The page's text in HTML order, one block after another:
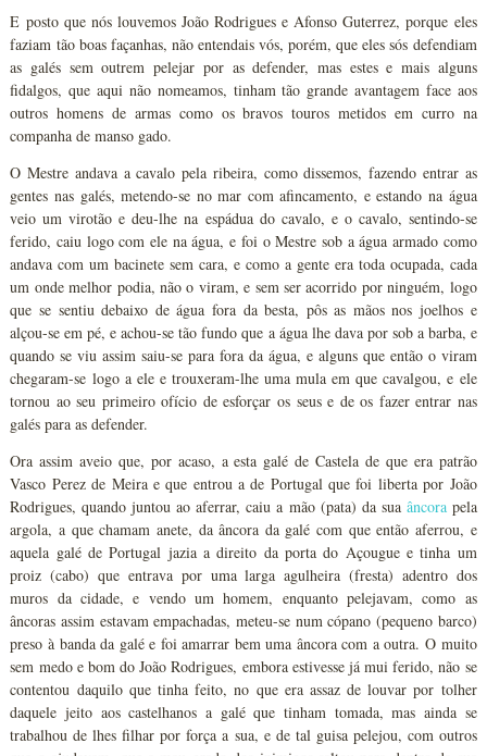
E posto que nós louvemos João Rodrigues e Afonso Guterrez, porque eles
faziam tão boas façanhas, não entendais vós, porém, que eles sós defendiam
as galés sem outrem pelejar por as defender, mas estes e mais alguns
fidalgos, que aqui não nomeamos, tinham tão grande avantagem face aos
outros homens de armas como os bravos touros metidos em curro na
companha de manso gado.
O Mestre andava a cavalo pela ribeira, como dissemos, fazendo entrar as
gentes nas galés, metendo-se no mar com afincamento, e estando na água
veio um virotão e deu-lhe na espádua do cavalo, e o cavalo, sentindo-se
ferido, caiu logo com ele na água, e foi o Mestre sob a água armado como
andava com um bacinete sem cara, e como a gente era toda ocupada, cada
um onde melhor podia, não o viram, e sem ser acorrido por ninguém, logo
que se sentiu debaixo de água fora da besta, pôs as mãos nos joelhos e
alçou-se em pé, e achou-se tão fundo que a água lhe dava por sob a barba, e
quando se viu assim saiu-se para fora da água, e alguns que então o viram
chegaram-se logo a ele e trouxeram-lhe uma mula em que cavalgou, e ele
tornou ao seu primeiro ofício de esforçar os seus e de os fazer entrar nas
galés para as defender.
Ora assim aveio que, por acaso, a esta galé de Castela de que era patrão
Vasco Perez de Meira e que entrou a de Portugal que foi liberta por João
Rodrigues, quando juntou ao aferrar, caiu a mão (pata) da sua âncorapela
argola, a que chamam anete, da âncora da galé com que então aferrou, e
aquela galé de Portugal jazia a direito da porta do Açougue e tinha um
proiz (cabo) que entrava por uma larga agulheira (fresta) adentro dos
muros da cidade, e vendo um homem, enquanto pelejavam, como as
âncoras assim estavam empachadas, meteu-se num cópano (pequeno barco)
preso à banda da galé e foi amarrar bem uma âncora com a outra. O muito
sem medo e bom do João Rodrigues, embora estivesse já mui ferido, não se
contentou daquilo que tinha feito, no que era assaz de louvar por tolher
daquele jeito aos castelhanos a galé que tinham tomada, mas ainda se
trabalhou de lhes filhar por força a sua, e de tal guisa pelejou, com outros